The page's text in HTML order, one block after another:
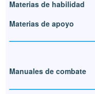
Materias de habilidad
Materias de apoyo
Manuales de combate